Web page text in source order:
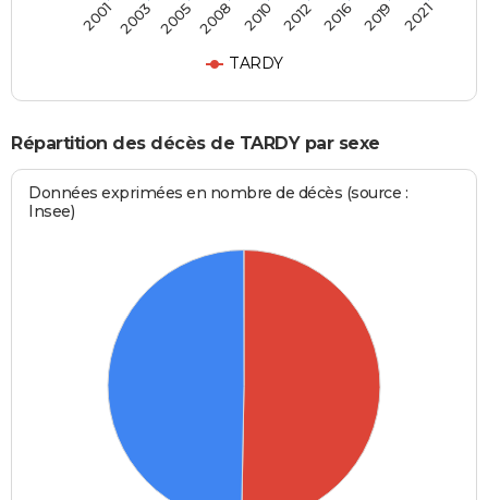
TARDY
2001 2003 2005 2008 2010 2012 2016 2019 2021
Répartition des décès de TARDY par sexe
Données exprimées en nombre de décès (source :
Insee)